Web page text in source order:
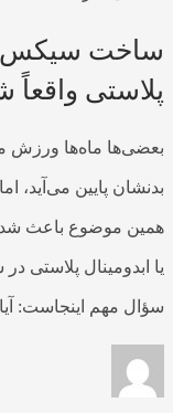
ساخت سیکس
پلاستی
بعضی‌ها ماه‌ها ورزش
بدنشان پایین
همین موضوع باعث
یا ابدومینال پلاستی
سؤال مهم اینجاست: